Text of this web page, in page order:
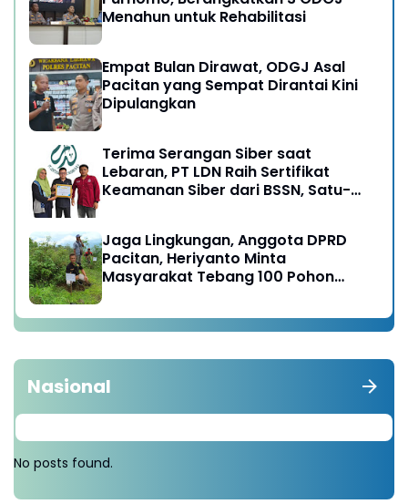
Menahun untuk Rehabilitasi
Empat Bulan Dirawat, ODGJ Asal
Pacitan yang Sempat Dirantai Kini
Dipulangkan
Terima Serangan Siber saat
Lebaran, PT LDN Raih Sertifikat
Keamanan Siber dari BSSN, Satu-
Jaga Lingkungan, Anggota DPRD
Pacitan, Heriyanto Minta
Masyarakat Tebang 100 Pohon
Nasional
No posts found.